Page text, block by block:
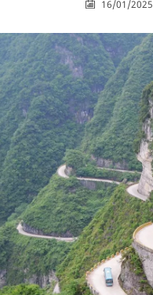
16/01/2025